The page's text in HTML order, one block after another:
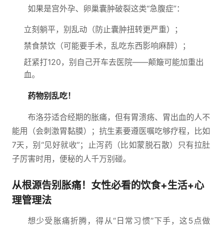
如果是宫外孕、卵巢囊肿破裂这类“急腹症”：
立刻躺平，别乱动（防止囊肿扭转更严重）；
禁食禁饮（可能要手术，乱吃东西影响麻醉）；
赶紧打120，别自己开车去医院——颠簸可能加重出
血。
药物别乱吃！
布洛芬适合经期的胀痛，但有胃溃疡、胃出血的人不
能用（会刺激胃黏膜）；抗生素要遵医嘱吃够疗程，比如
7天，别“见好就收”；止泻药（比如蒙脱石散）只有拉肚
子厉害时用，便秘的人千万别碰。
从根源告别胀痛！女性必看的饮食+生活+心
理管理法
想少受胀痛折腾，得从“日常习惯”下手，这5点做